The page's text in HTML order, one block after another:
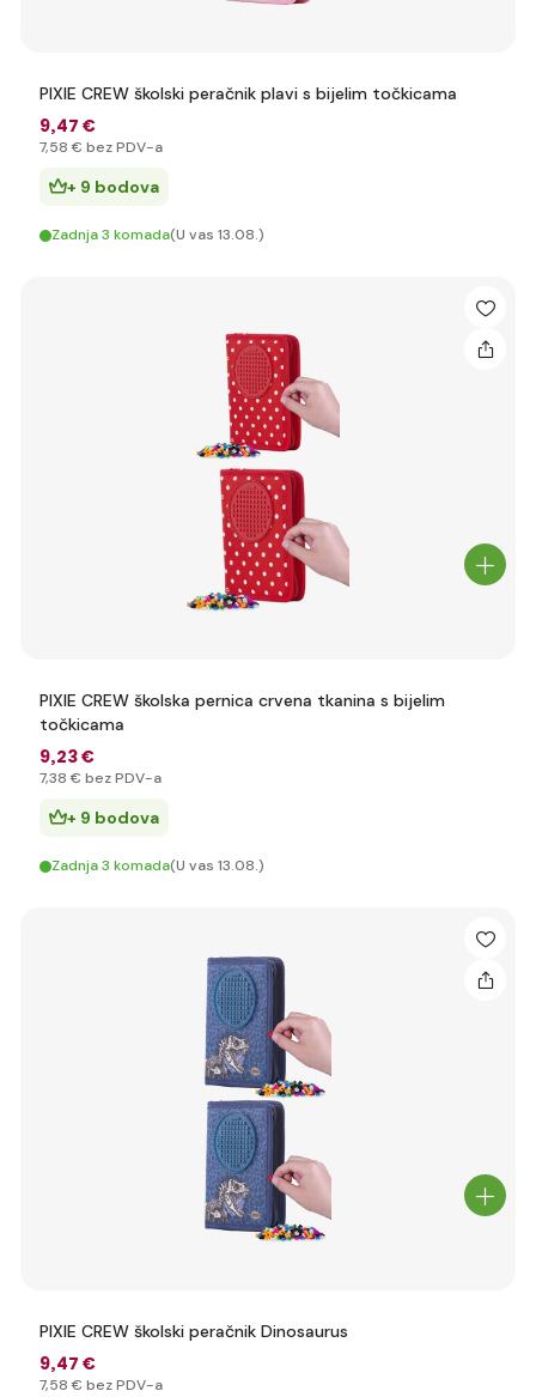
PIXIE CREW školski peračnik plavi s bijelim točkicama
9,47 €
7,58 € bez PDV-a
+ 9 bodova
Zadnja 3 komada(U vas 13.08.)
PIXIE CREW školska pernica crvena tkanina s bijelim
točkicama
9,23 €
7,38 € bez PDV-a
+ 9 bodova
Zadnja 3 komada(U vas 13.08.)
PIXIE CREW školski peračnik Dinosaurus
9,47 €
7,58 € bez PDV-a